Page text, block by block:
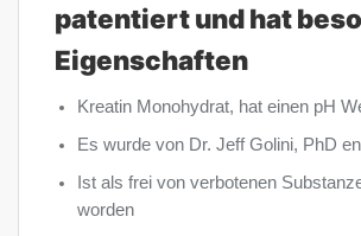
patentiert und hat
Eigenschaften
Kreatin Monohydrat, hat einen pH
Es wurde von Dr. Jeff Golini, PhD
Ist als frei von verbotenen
worden